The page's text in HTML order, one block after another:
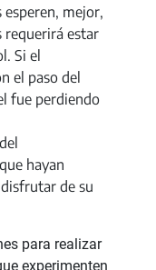
mejor,
requerirá estar
Si el
el paso del
fue perdiendo
hayan
de su
para realizar
experimenten